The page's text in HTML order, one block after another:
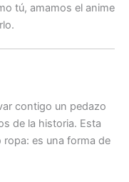
tú, amamos el anime
contigo un pedazo
de la historia. Esta
es una forma de